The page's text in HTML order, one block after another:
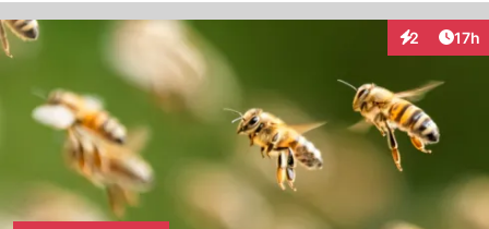
2 17h